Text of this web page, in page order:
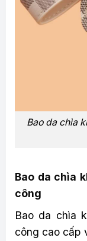
Bao da chìa
Bao da chìa
công
Bao da chìa
công cao cấp